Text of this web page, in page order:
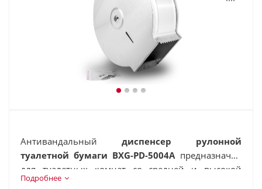
Антивандальный диспенсер рулонной
туалетной бумаги BXG-PD-5004Aпредназначен
для туалетных комнат со средней и высокой
проходимостью.
Подробнее